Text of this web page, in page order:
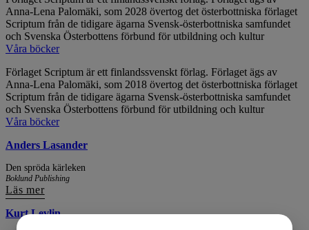
Anna-Lena Palomäki, som 2028 övertog det österbottniska förlaget
Scriptum från de tidigare ägarna Svensk-österbottniska samfundet
och Svenska Österbottens förbund för utbildning och kultur
Våra böcker
Förlaget Scriptum är ett finlandssvenskt förlag. Förlaget ägs av
Anna-Lena Palomäki, som 2018 övertog det österbottniska förlaget
Scriptum från de tidigare ägarna Svensk-österbottniska samfundet
och Svenska Österbottens förbund för utbildning och kultur
Våra böcker
Anders Lasander
Den spröda kärleken
Boklund Publishing
Läs mer
Kurt Levlin